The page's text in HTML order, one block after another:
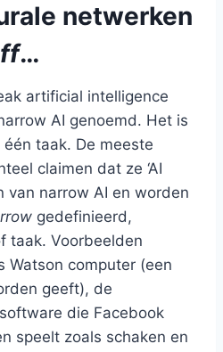
netwerken
…
artificial intelligence
AI genoemd. Het is
taak. De meeste
claimen dat ze ‘AI
van narrow AI en worden
gedefinieerd,
taak. Voorbeelden
Watson computer (een
geeft), de
die Facebook
speelt zoals schaken en